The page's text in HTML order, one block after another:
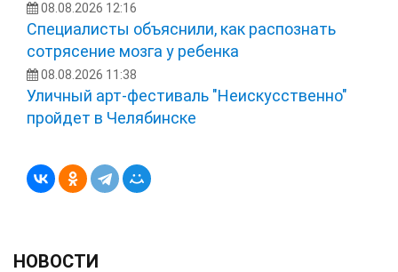
08.08.2026 12:16
Специалисты объяснили, как распознать
сотрясение мозга у ребенка
08.08.2026 11:38
Уличный арт-фестиваль "Неискусственно"
пройдет в Челябинске
НОВОСТИ